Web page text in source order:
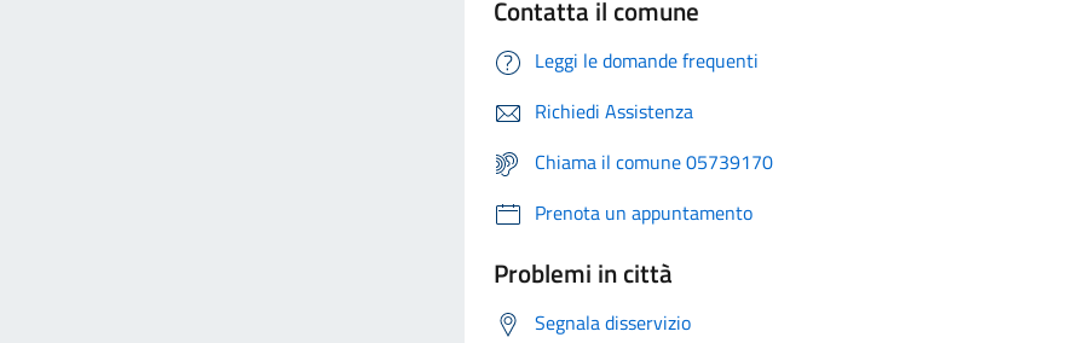
Contatta il comune
Leggi le domande frequenti
Richiedi Assistenza
Chiama il comune 05739170
Prenota un appuntamento
Problemi in città
Segnala disservizio